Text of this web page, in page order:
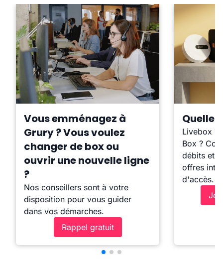
Vous emménagez à
Grury ? Vous voulez
changer de box ou
ouvrir une nouvelle ligne
?
Nos conseillers sont à votre
disposition pour vous guider
dans vos démarches.
Rappel gratuit
Quelle
Livebox ?
Box ?
débits et
offres
d'accès.
Je